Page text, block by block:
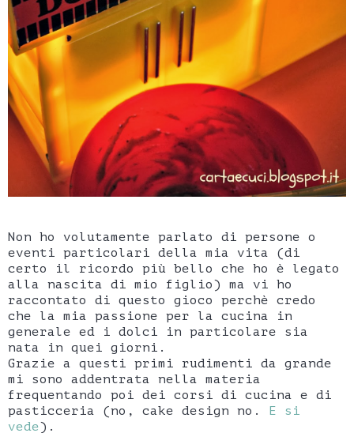
Non ho volutamente parlato di persone o
eventi particolari della mia vita (di
certo il ricordo più bello che ho è legato
alla nascita di mio figlio) ma vi ho
raccontato di questo gioco perchè credo
che la mia passione per la cucina in
generale ed i dolci in particolare sia
nata in quei giorni.
Grazie a questi primi rudimenti da grande
mi sono addentrata nella materia
frequentando poi dei corsi di cucina e di
pasticceria (no, cake design no. E si
vede).